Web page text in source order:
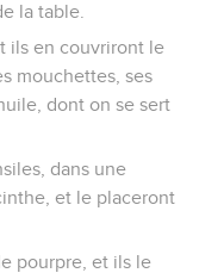
la table.
ils en couvriront le
mouchettes, ses
dont on se sert
dans une
et le placeront
pourpre, et ils le